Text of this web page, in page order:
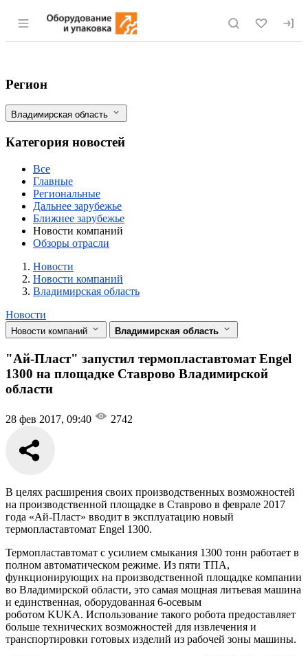
Раздел навигации по сайту eqinfo.ru
"Ай-Пласт" запустил
Фильтры
Регион
Владимирская область
Категория новостей
Все
Главные
Региональные
Дальнее зарубежье
Ближнее зарубежье
Новости компаний
Обзоры отрасли
Новости
Разделы
Новости
Новости компаний
Владимирская область
Новости
Новости компаний Владимирская область
"Ай-Пласт" запустил термопластавтомат Engel
1300 на площадке Ставрово Владимирской
области
28 фев 2017, 09:40 2742
В целях расширения своих производственных возможностей
на производственной площадке в Ставрово в феврале 2017
года «Ай-Пласт» вводит в эксплуатацию новый
термопластавтомат Engel 1300.
Термопластавтомат с усилием смыкания 1300 тонн работает в
полном автоматическом режиме. Из пяти ТПА,
функционирующих на производственной площадке компании
во Владимирской области, это самая мощная литьевая машина
и единственная, оборудованная 6-осевым
роботом KUKA. Использование такого робота предоставляет
больше технических возможностей для извлечения и
транспортировки готовых изделий из рабочей зоны машины.